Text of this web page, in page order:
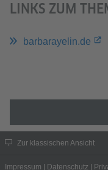
LINKS ZUM
barbarayelin.de
Zur klassischen Ansicht
Impressum Datenschutz